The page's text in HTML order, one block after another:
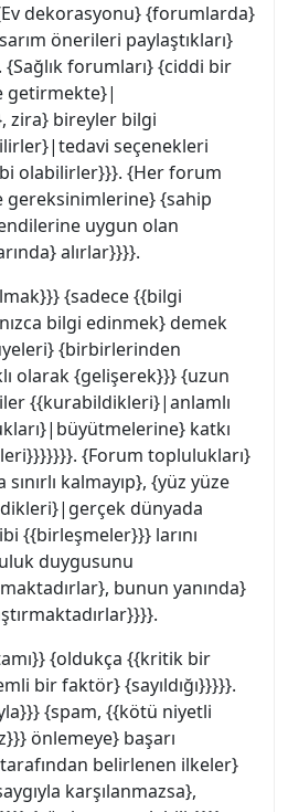
dekorasyonu} {forumlarda}
önerileri paylaştıkları}
forumları} {ciddi bir
getirmekte}|
zira} bireyler bilgi
seçenekleri
olabilirler}}}. {Her forum
{sahip
uygun olan
alırlar}}}}.
{sadece {{bilgi
bilgi edinmek} demek
{birbirlerinden
olarak {gelişerek}}} {uzun
{{kurabildikleri}|anlamlı
katkı
{Forum toplulukları}
kalmayıp}, {yüz yüze
dünyada
{{birleşmeler}}} larını
duygusunu
bunun yanında}
{oldukça {{kritik bir
bir faktör} {sayıldığı}}}}}.
{spam, {{kötü niyetli
önlemeye} başarı
belirlenen ilkeler}
karşılanmazsa},